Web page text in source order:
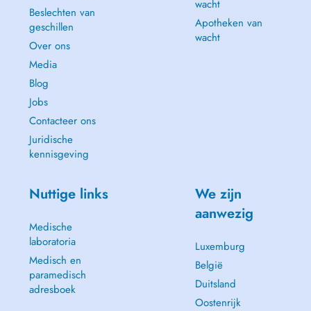
Beslechten van
geschillen
Over ons
Media
Blog
Jobs
Contacteer ons
Juridische
kennisgeving
wacht
Apotheken van
wacht
Nuttige links
Medische
laboratoria
Medisch en
paramedisch
adresboek
We zijn
aanwezig
Luxemburg
België
Duitsland
Oostenrijk